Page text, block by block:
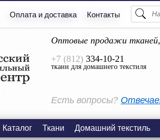
Оплата и доставка Контакты
Оптовые продажи
+7 (812) 334-10-21
ткани для домашнего текстиля
Есть вопросы?
Каталог Ткани Домашний текстиль